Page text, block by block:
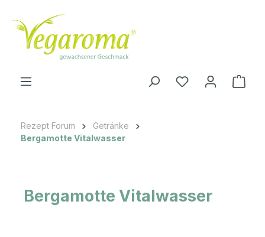
Zum Hauptinhalt springen
Rezept Forum
Getränke
Bergamotte Vitalwasser
Bergamotte Vitalwasser